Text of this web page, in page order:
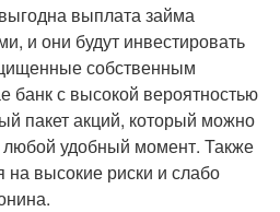
выплата займа
и они будут инвестировать
собственным
банк с высокой вероятностью
пакет акций, который можно
любой удобный момент. Также
высокие риски и слабо